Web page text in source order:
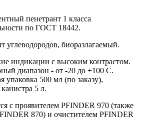
пенетрант 1 класса
по ГОСТ 18442.
углеводородов, биоразлагаемый.
индикации с высоким контрастом.
диапазон - от -20 до +100 C.
упаковка 500 мл (по заказу),
5 л.
с проявителем PFINDER 970 (также
870) и очистителем PFINDER